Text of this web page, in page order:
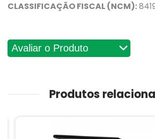
CLASSIFICAÇÃO FISCAL (NCM):
Avaliações
Produtos